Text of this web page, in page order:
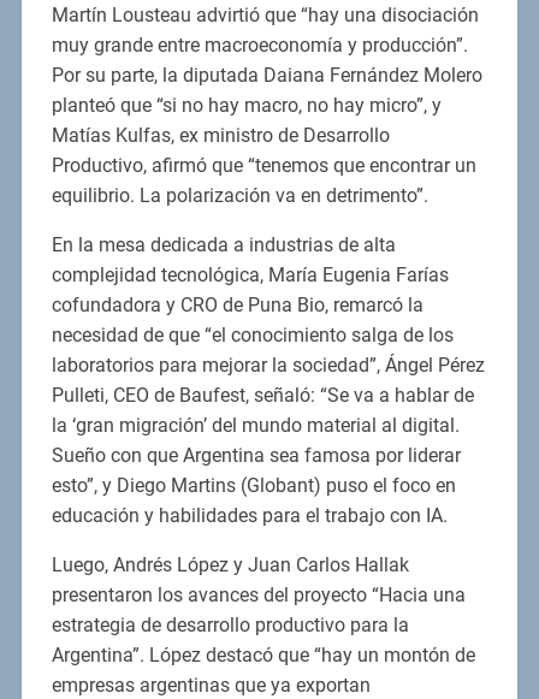
Martín Lousteau advirtió que “hay una disociación
muy grande entre macroeconomía y producción”.
Por su parte, la diputada Daiana Fernández Molero
planteó que “si no hay macro, no hay micro”, y
Matías Kulfas, ex ministro de Desarrollo
Productivo, afirmó que “tenemos que encontrar un
equilibrio. La polarización va en detrimento”.
En la mesa dedicada a industrias de alta
complejidad tecnológica, María Eugenia Farías
cofundadora y CRO de Puna Bio, remarcó la
necesidad de que “el conocimiento salga de los
laboratorios para mejorar la sociedad”, Ángel Pérez
Pulleti, CEO de Baufest, señaló: “Se va a hablar de
la ‘gran migración’ del mundo material al digital.
Sueño con que Argentina sea famosa por liderar
esto”, y Diego Martins (Globant) puso el foco en
educación y habilidades para el trabajo con IA.
Luego, Andrés López y Juan Carlos Hallak
presentaron los avances del proyecto “Hacia una
estrategia de desarrollo productivo para la
Argentina”. López destacó que “hay un montón de
empresas argentinas que ya exportan